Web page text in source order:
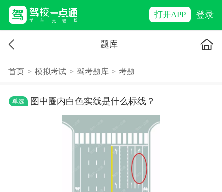
打开APP 登录
题库
首页 > 模拟考试 > 驾考题库 > 考题
单选 图中圈内白色实线是什么标线？